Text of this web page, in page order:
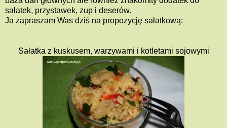
sałatek, przystawek, zup i deserów.
Ja zapraszam Was dziś na propozycję sałatkową:
Sałatka z kuskusem, warzywami i kotletami sojowymi